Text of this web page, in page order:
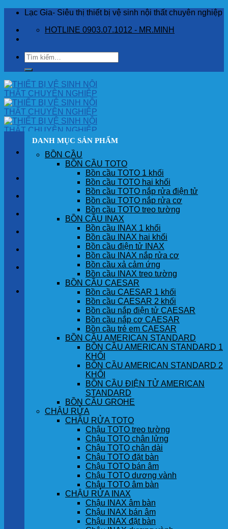
Skip
content
Lạc Gia- Siêu thị thiết bị vệ sinh nội thất chuyên nghiệp
HOTLINE 0903.07.1012 - MR.MINH
Tìm
kiếm:
SẢN PHẨM
GÓC KHÁCH HÀNG
Chưa có sản phẩm trong giỏ hàng.
DANH MỤC SẢN PHẨM
BỒN CẦU
BỒN CẦU TOTO
Bồn cầu TOTO 1 khối
Bồn cầu TOTO hai khối
Bồn cầu TOTO nắp rửa điện tử
Bồn cầu TOTO nắp rửa cơ
Bồn cầu TOTO treo tường
BỒN CẦU INAX
Bồn cầu INAX 1 khối
Bồn cầu INAX hai khối
Bồn cầu điện tử INAX
Bồn cầu INAX nắp rửa cơ
Bồn cầu xả cảm ứng
Bồn cầu INAX treo tường
BỒN CẦU CAESAR
Bồn cầu CAESAR 1 khối
Bồn cầu CAESAR 2 khối
Bồn cầu nắp điện tử CAESAR
Bồn cầu nắp cơ CAESAR
Bồn cầu trẻ em CAESAR
BỒN CẦU AMERICAN STANDARD
BỒN CẦU AMERICAN STANDARD 1
KHỐI
BỒN CẦU AMERICAN STANDARD 2
KHỐI
BỒN CẦU ĐIỆN TỬ AMERICAN
STANDARD
BỒN CẦU GROHE
CHẬU RỬA
CHẬU RỬA TOTO
Chậu TOTO treo tường
Chậu TOTO chân lửng
Chậu TOTO chân dài
Chậu TOTO đặt bàn
Chậu TOTO bán âm
Chậu TOTO dương vành
Chậu TOTO âm bàn
CHẬU RỬA INAX
Chậu INAX âm bàn
Chậu INAX bán âm
Chậu INAX đặt bàn